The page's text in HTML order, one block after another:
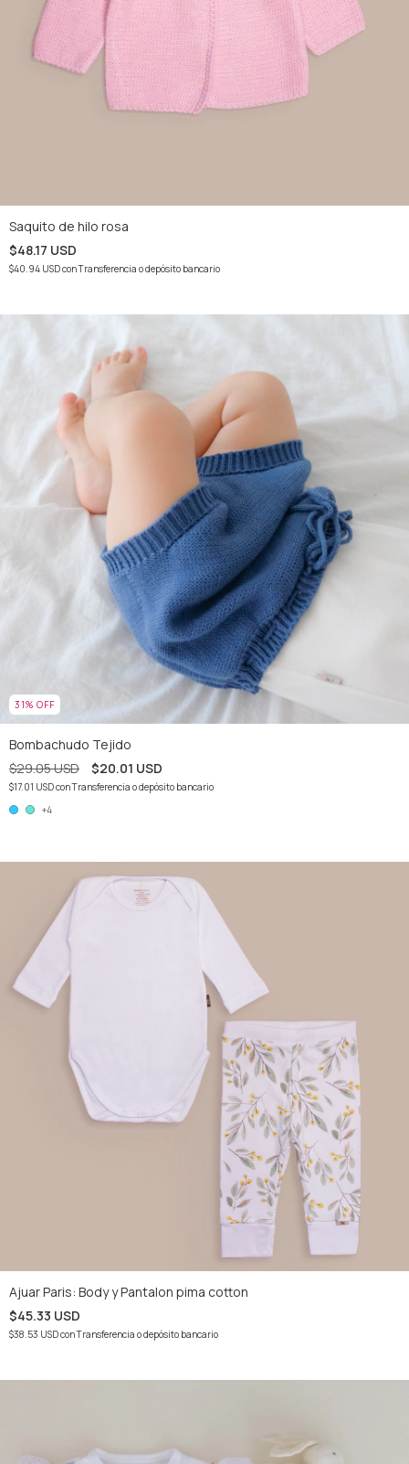
Saquito de hilo rosa
$48.17 USD
$40.94 USDconTransferencia o depósito bancario
31% OFF
Bombachudo Tejido
$29.05 USD
$20.01 USD
$17.01 USDconTransferencia o depósito bancario
+4
Ajuar Paris: Body y Pantalon pima cotton
$45.33 USD
$38.53 USDconTransferencia o depósito bancario